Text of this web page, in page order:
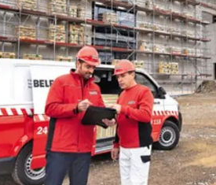
Danmark
Frankrike
Irland
Italia
Nederland
Norge
Østerrike
Polen
Spania